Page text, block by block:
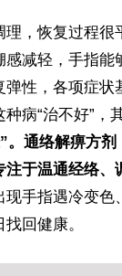
，恢复过程
减轻，手指
性，各项症
病“治不好”，
通络解痹方剂
于温通经络
手指遇冷变
回健康。